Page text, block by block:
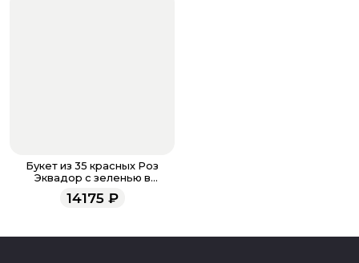
Букет из 35 красных Роз
Эквадор с зеленью в
14175₽